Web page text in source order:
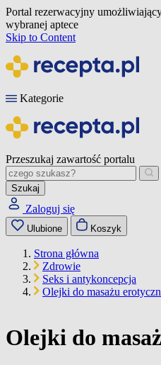
Portal rezerwacyjny
wybranej aptece
Skip to Content
Kategorie
Przeszukaj zawartość portalu
Szukaj
Zaloguj się
Ulubione Koszyk
Strona główna
Zdrowie
Seks i antykoncepcja
Olejki do masażu
Olejki do